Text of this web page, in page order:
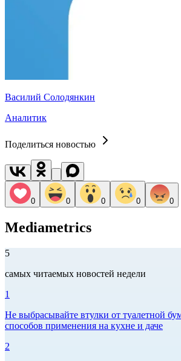
Василий Солодянкин
Аналитик
Поделиться новостью
0 0 0 0 0
Mediametrics
5
самых читаемых новостей недели
1
Не выбрасывайте втулки от туалетной
способов применения на кухне и даче
2